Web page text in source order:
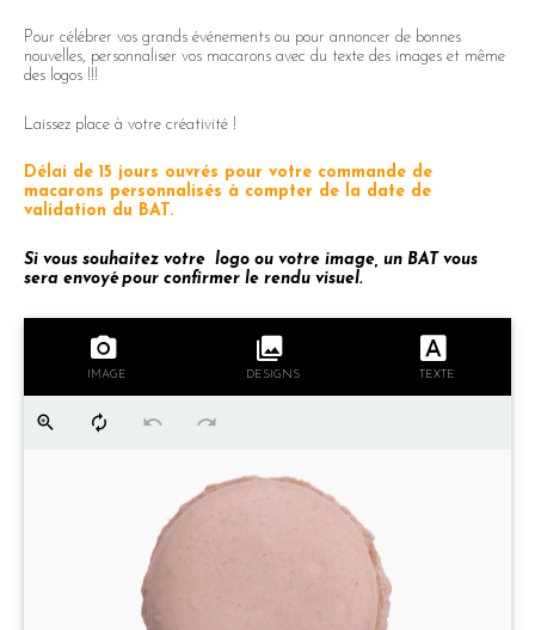
Pour célébrer vos grands événements ou pour annoncer de bonnes
nouvelles, personnaliser vos macarons avec du texte des images et même
des logos !!!
Laissez place à votre créativité !
Délai de 15 jours ouvrés pour votre commande de
macarons personnalisés à compter de la date de
validation du BAT.
Si vous souhaitez votre logo ou votre image, un BAT vous
sera envoyé pour confirmer le rendu visuel.
IMAGE DESIGNS TEXTE